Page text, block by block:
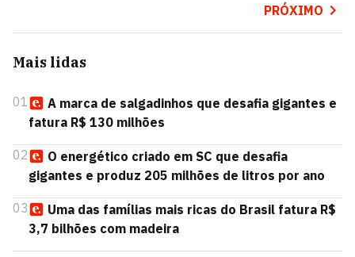
PRÓXIMO
Mais lidas
01
A marca de salgadinhos que desafia gigantes e
fatura R$ 130 milhões
02
O energético criado em SC que desafia
gigantes e produz 205 milhões de litros por ano
03
Uma das famílias mais ricas do Brasil fatura R$
3,7 bilhões com madeira